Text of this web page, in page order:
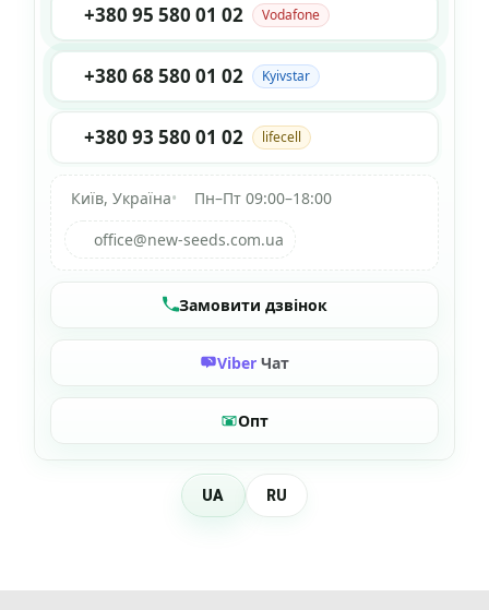
+380 95 580 01 02 Vodafone
+380 68 580 01 02 Kyivstar
+380 93 580 01 02 lifecell
Київ, Україна•
Пн–Пт 09:00–18:00
office@new-seeds.com.ua
Замовити дзвінок
Viber Чат
Опт
UA RU